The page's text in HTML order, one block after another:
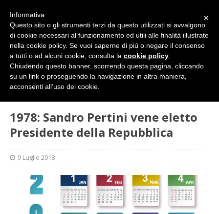
FLASH
1978: Sandro Pertini vene eletto
Presidente della Repubblica
1978: Sandro Pertini vene eletto
Presidente della Repubblica
9 Luglio 2018
×
Informativa
Questo sito o gli strumenti terzi da questo utilizzati si avvalgono
di cookie necessari al funzionamento ed utili alle finalità illustrate
nella cookie policy. Se vuoi saperne di più o negare il consenso
a tutti o ad alcuni cookie, consulta la cookie policy
Chiudendo questo banner, scorrendo questa pagina, cliccando
su un link o proseguendo la navigazione in altra maniera,
acconsenti all’uso dei cookie.